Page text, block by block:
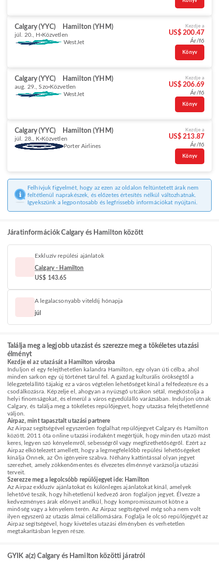
Calgary (YYC) Hamilton (YHM)
júl. 20., H Közvetlen
WestJet
Kezdje a
US$ 200.47
Ár/fő
Könyv
Calgary (YYC) Hamilton (YHM)
aug. 29., Szo Közvetlen
WestJet
Kezdje a
US$ 206.69
Ár/fő
Könyv
Calgary (YYC) Hamilton (YHM)
júl. 28., K Közvetlen
Porter Airlines
Kezdje a
US$ 213.87
Ár/fő
Könyv
Felhívjuk figyelmét, hogy az ezen az oldalon feltüntetett árak nem
feltétlenül naprakészek, és előzetes értesítés nélkül változhatnak.
Igyekszünk a legpontosabb és legfrissebb információkat nyújtani.
Járatinformációk Calgary és Hamilton között
Exkluzív repülési ajánlatok
Calgary - Hamilton
US$ 143.65
A legalacsonyabb viteldíj hónapja
júl
Találja meg a legjobb utazást és szerezze meg a tökéletes utazási
élményt
Kezdje el az utazását a Hamilton városba
Induljon el egy felejthetetlen kalandra Hamilton, egy olyan úti célba, ahol
minden sarkon egy új történet tárul fel. A gazdag kulturális örökségtől a
lélegzetelállító tájakig ez a város végtelen lehetőséget kínál a felfedezésre és a
csodálkozásra. Képzelje el, ahogyan a nyüzsgő utcákon sétál, megkóstolja a
helyi finomságokat, és elmerül a város egyedülálló varázsában. Induljon útnak
Calgary, és találja meg a tökéletes repülőjegyet, hogy utazása felejthetetlenné
váljon.
Airpaz, mint tapasztalt utazási partnere
Az Airpaz segítségével egyszerűen foglalhat repülőjegyet Calgary és Hamilton
között. 2011 óta online utazási irodaként megértjük, hogy minden utazó mást
keres, legyen szó kényelemről, sebességről vagy megfizethetőségről. Ezért az
Airpaz elkötelezett amellett, hogy a legmegfelelőbb repülési lehetőségeket
kínálja Önnek, az Ön igényeire szabva. Néhány kattintással olyan jegyet
szerezhet, amely zökkenőmentes és élvezetes élménnyé varázsolja utazási
terveit.
Szerezze meg a legolcsóbb repülőjegyet ide: Hamilton
Az Airpaz exkluzív ajánlatokat és különleges ajánlatokat kínál, amelyek
lehetővé teszik, hogy hihetetlenül kedvező áron foglaljon jegyet. Élvezze a
kedvezményes árak előnyeit anélkül, hogy kompromisszumot kötne a
minőség vagy a kényelem terén. Az Airpaz segítségével még soha nem volt
ilyen egyszerű az utazás álmai célállomására. Foglalja le olcsó repülőjegyét az
Airpaz segítségével, hogy kivételes utazási élményben és verhetetlen
megtakarításban legyen része.
GYIK a(z) Calgary és Hamilton közötti járatról